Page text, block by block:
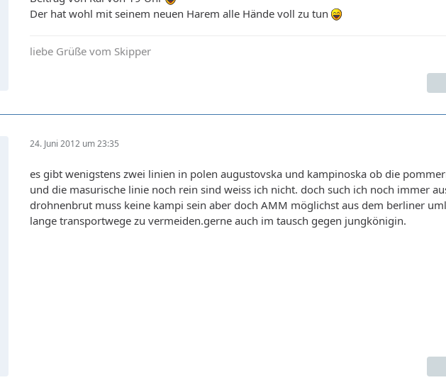
Der hat wohl mit seinem neuen Harem alle Hände voll zu tun
liebe Grüße vom Skipper
24. Juni 2012 um 23:35
es gibt wenigstens zwei linien in polen augustovska und kampinoska ob die
und die masurische linie noch rein sind weiss ich nicht. doch such ich noch immer
drohnenbrut muss keine kampi sein aber doch AMM möglichst aus dem berliner
lange transportwege zu vermeiden.gerne auch im tausch gegen jungkönigin.